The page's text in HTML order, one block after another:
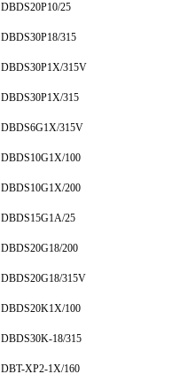
DBDS20P10/25
DBDS30P18/315
DBDS30P1X/315V
DBDS30P1X/315
DBDS6G1X/315V
DBDS10G1X/100
DBDS10G1X/200
DBDS15G1A/25
DBDS20G18/200
DBDS20G18/315V
DBDS20K1X/100
DBDS30K-18/315
DBT-XP2-1X/160